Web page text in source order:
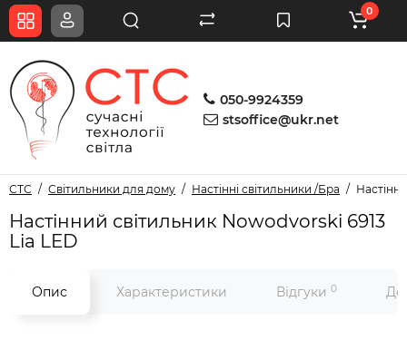
050-9924359
stsoffice@ukr.net
0
СТС Світильники для дому Настінні світильники /Бра
Настінний світильник Nowodvorski 6913
Lia LED
Опис Характеристики Відгуки 0